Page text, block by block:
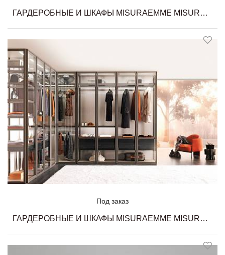
ГАРДЕРОБНЫЕ И ШКАФЫ MISURAEMME MISURAEMME
Под заказ
ГАРДЕРОБНЫЕ И ШКАФЫ MISURAEMME MISURAEMME